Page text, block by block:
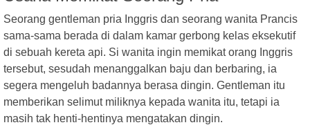
Seorang gentleman pria Inggris dan seorang wanita Prancis
sama-sama berada di dalam kamar gerbong kelas eksekutif
di sebuah kereta api. Si wanita ingin memikat orang Inggris
tersebut, sesudah menanggalkan baju dan berbaring, ia
segera mengeluh badannya berasa dingin. Gentleman itu
memberikan selimut miliknya kepada wanita itu, tetapi ia
masih tak henti-hentinya mengatakan dingin.